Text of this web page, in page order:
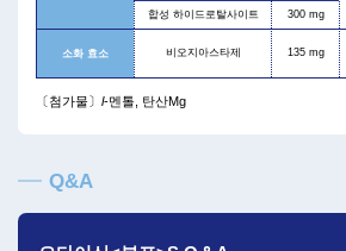
합성 하이드로탈사이트 300 mg
소화 효소 비오지아스타제 135 mg
〔첨가물〕 l-멘톨, 탄산Mg
Q&A